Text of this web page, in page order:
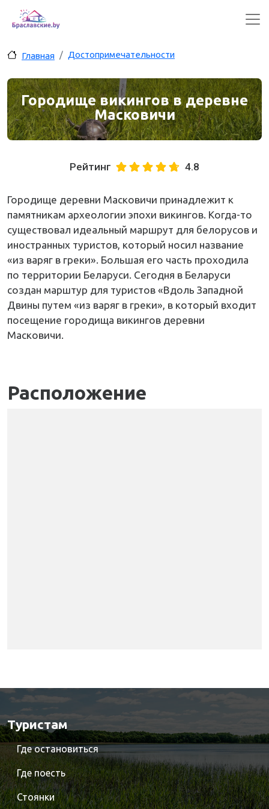
Главная Достопримечательности
Городище викингов в деревне
Масковичи
Рейтинг 4.8
Городище деревни Масковичи принадлежит к
памятникам археологии эпохи викингов. Когда-то
существовал идеальный маршрут для белорусов и
иностранных туристов, который носил название
«из варяг в греки». Большая его часть проходила
по территории Беларуси. Сегодня в Беларуси
создан марштур для туристов «Вдоль Западной
Двины путем «из варяг в греки», в который входит
посещение городища викингов деревни
Масковичи.
Расположение
Туристам
Где остановиться
Где поесть
Стоянки